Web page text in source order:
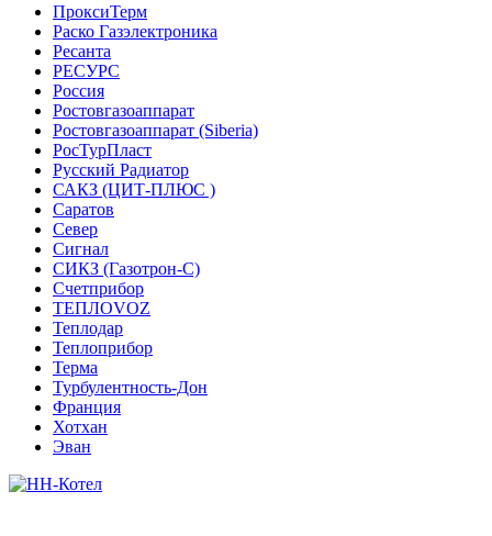
ПроксиТерм
Раско Газэлектроника
Ресанта
РЕСУРС
Россия
Ростовгазоаппарат
Ростовгазоаппарат (Siberia)
РосТурПласт
Русский Радиатор
САКЗ (ЦИТ-ПЛЮС )
Саратов
Север
Сигнал
СИКЗ (Газотрон-С)
Счетприбор
ТЕПЛОVOZ
Теплодар
Теплоприбор
Терма
Турбулентность-Дон
Франция
Хотхан
Эван